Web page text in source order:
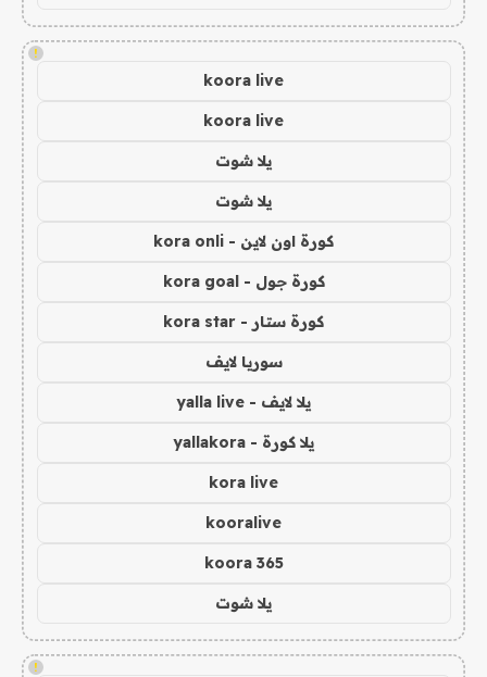
!
koora live
koora live
يلا شوت
يلا شوت
كورة اون لاين - kora onli
كورة جول - kora goal
كورة ستار - kora star
سوريا لايف
يلا لايف - yalla live
يلا كورة - yallakora
kora live
kooralive
koora 365
يلا شوت
!